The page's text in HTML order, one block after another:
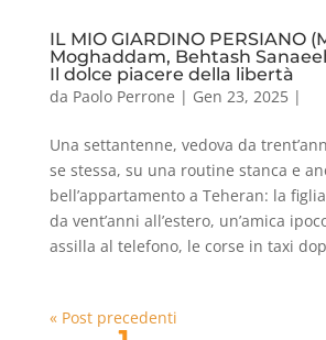
IL MIO GIARDINO PERSIANO
Moghaddam, Behtash
Il dolce piacere della libertà
da Paolo Perrone | Gen 23, 2025|
Una settantenne, vedova da
se stessa, su una routine stanca e
bell’appartamento a Teheran: la
da vent’anni all’estero, un’amica
assilla al telefono, le corse in taxi
« Post precedenti